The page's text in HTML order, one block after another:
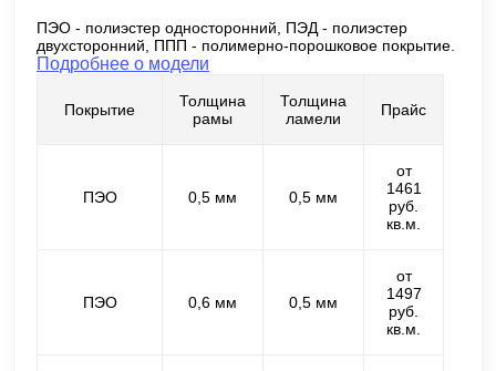
ПЭО - полиэстер односторонний, ПЭД - полиэстер
двухсторонний, ППП - полимерно-порошковое покрытие.
Подробнее о модели
Покрытие
Толщина
рамы
Толщина
ламели
Прайс
ПЭО 0,5 мм 0,5 мм
от
1461
руб.
кв.м.
ПЭО 0,6 мм 0,5 мм
от
1497
руб.
кв.м.